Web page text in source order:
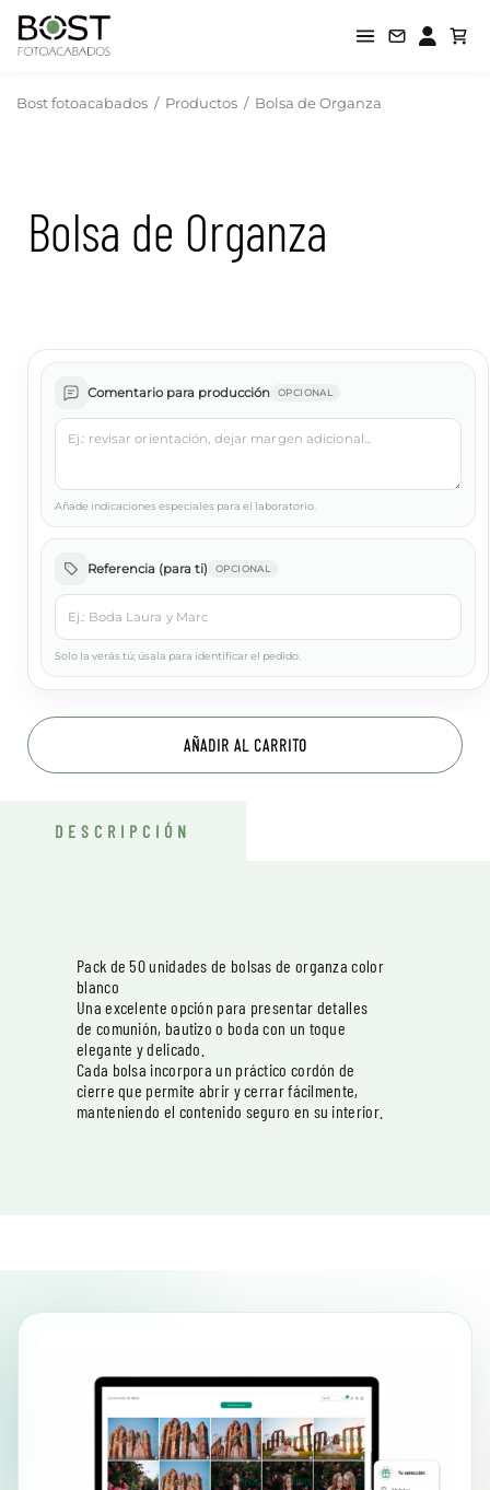
Bost fotoacabados / Productos / Bolsa de Organza
Bolsa de Organza
Comentario para producción OPCIONAL
Añade indicaciones especiales para el laboratorio.
Referencia (para ti) OPCIONAL
Solo la verás tú; úsala para identificar el pedido.
AÑADIR AL CARRITO
DESCRIPCIÓN
Pack de 50 unidades de bolsas de organza color
blanco
Una excelente opción para presentar detalles
de comunión, bautizo o boda con un toque
elegante y delicado.
Cada bolsa incorpora un práctico cordón de
cierre que permite abrir y cerrar fácilmente,
manteniendo el contenido seguro en su interior.